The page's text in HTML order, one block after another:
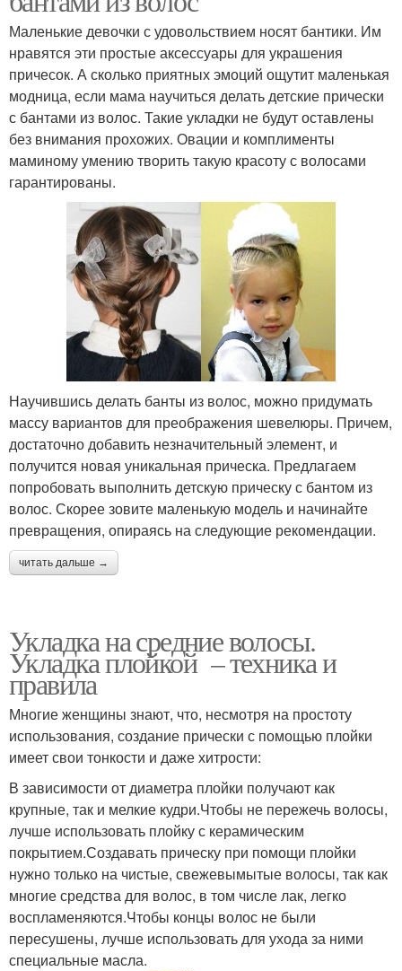
Маленькие девочки с удовольствием носят бантики. Им
нравятся эти простые аксессуары для украшения
причесок. А сколько приятных эмоций ощутит маленькая
модница, если мама научиться делать детские прически
с бантами из волос. Такие укладки не будут оставлены
без внимания прохожих. Овации и комплименты
маминому умению творить такую красоту с волосами
гарантированы.
Научившись делать банты из волос, можно придумать
массу вариантов для преображения шевелюры. Причем,
достаточно добавить незначительный элемент, и
получится новая уникальная прическа. Предлагаем
попробовать выполнить детскую прическу с бантом из
волос. Скорее зовите маленькую модель и начинайте
превращения, опираясь на следующие рекомендации.
читать дальше →
Укладка на средние волосы.
Укладка плойкой – техника и
правила
Многие женщины знают, что, несмотря на простоту
использования, создание прически с помощью плойки
имеет свои тонкости и даже хитрости:
В зависимости от диаметра плойки получают как
крупные, так и мелкие кудри.Чтобы не пережечь волосы,
лучше использовать плойку с керамическим
покрытием.Создавать прическу при помощи плойки
нужно только на чистые, свежевымытые волосы, так как
многие средства для волос, в том числе лак, легко
воспламеняются.Чтобы концы волос не были
пересушены, лучше использовать для ухода за ними
специальные масла.